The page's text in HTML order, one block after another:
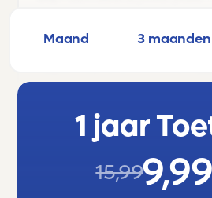
Onderwerpen: Eenheden
en de cirkel, en Aanzichten.
Maand 3 maanden
1 jaar
15,999,99